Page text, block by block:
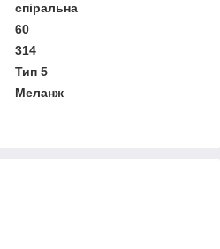
спіральна
60
314
Тип 5
Меланж